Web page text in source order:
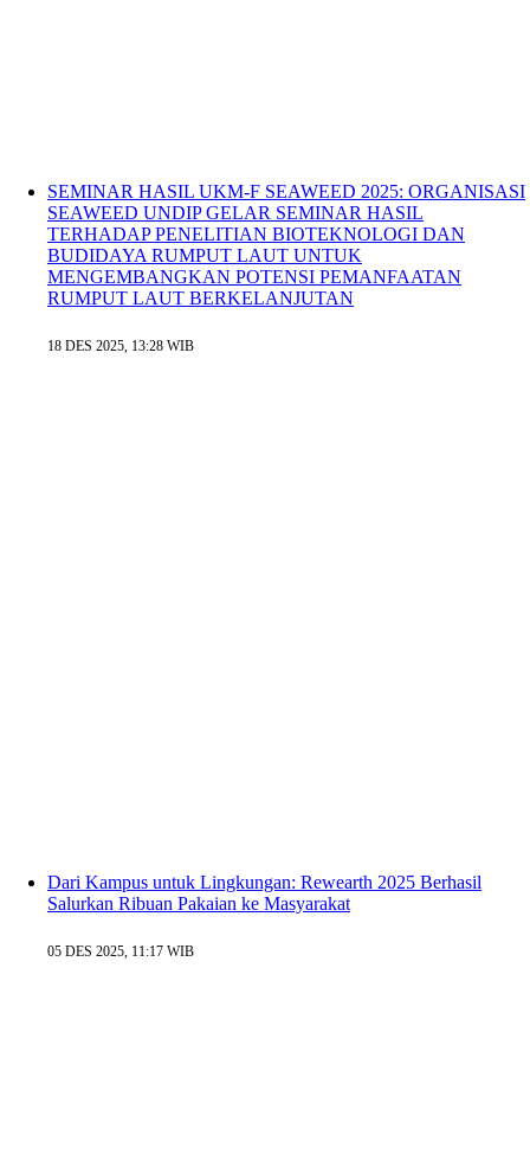
SEMINAR HASIL UKM-F SEAWEED 2025: ORGANISASI
SEAWEED UNDIP GELAR SEMINAR HASIL
TERHADAP PENELITIAN BIOTEKNOLOGI DAN
BUDIDAYA RUMPUT LAUT UNTUK
MENGEMBANGKAN POTENSI PEMANFAATAN
RUMPUT LAUT BERKELANJUTAN
18 DES 2025, 13:28 WIB
Dari Kampus untuk Lingkungan: Rewearth 2025 Berhasil
Salurkan Ribuan Pakaian ke Masyarakat
05 DES 2025, 11:17 WIB